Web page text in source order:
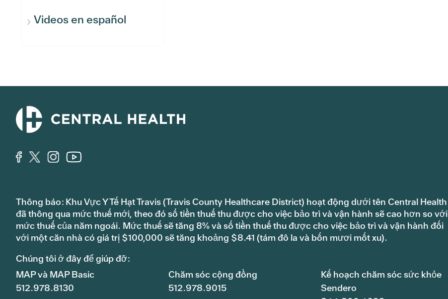
Videos en español
Thông báo: Khu Vực Y Tế Hạt Travis (Travis County Healthcare District) hoạt động dưới tên Central Health
đã thông qua mức thuế mới, theo đó số tiền thuế thu được cho việc bảo trì và vận hành sẽ cao hơn so với
mức thuế của năm ngoái. Mức thuế sẽ tăng 8% và số tiền thuế thu được cho việc bảo trì và vận hành đối
với một căn nhà có giá trị $100,000 sẽ tăng khoảng $8.41 (tám đô la và bốn mươi mốt xu).
Chúng tôi ở đây để giúp đỡ:
MAP và MAP Basic
512.978.8130
Chăm sóc cộng đồng
512.978.9015
Kế hoạch chăm sóc sức khỏe
Sendero